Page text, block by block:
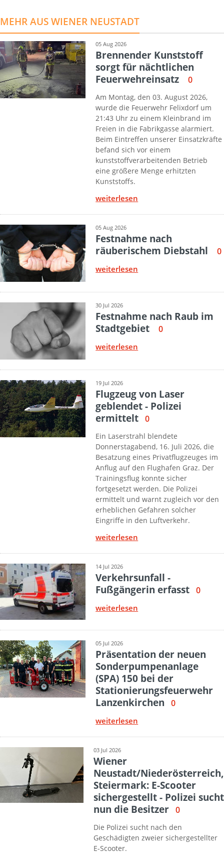
MEHR AUS WIENER NEUSTADT
05 Aug 2026
Brennender Kunststoff
sorgt für nächtlichen
Feuerwehreinsatz
0
Am Montag, den 03. August 2026,
wurde die Feuerwehr Felixdorf um
21:43 Uhr zu einem Kleinbrand im
Freien in die Fabrikgasse alarmiert.
Beim Eintreffen unserer Einsatzkräfte
befand sich vor einem
kunststoffverarbeitenden Betrieb
eine größere Menge erhitzten
Kunststoffs.
weiterlesen
05 Aug 2026
Festnahme nach
räuberischem Diebstahl
0
weiterlesen
30 Jul 2026
Festnahme nach Raub im
Stadtgebiet
0
weiterlesen
19 Jul 2026
Flugzeug von Laser
geblendet - Polizei
ermittelt
0
Ein Laserstrahl blendete
Donnerstagabend, 16. Juli 2026, die
Besatzung eines Privatflugzeuges im
Anflug auf den Flughafen Graz. Der
Trainingsflug konnte sicher
fortgesetzt werden. Die Polizei
ermittelt und warnt zugleich vor den
erheblichen Gefahren solcher
Eingriffe in den Luftverkehr.
weiterlesen
14 Jul 2026
Verkehrsunfall -
Fußgängerin erfasst
0
weiterlesen
05 Jul 2026
Präsentation der neuen
Sonderpumpenanlage
(SPA) 150 bei der
Stationierungsfeuerwehr
Lanzenkirchen
0
weiterlesen
03 Jul 2026
Wiener
Neustadt/Niederösterreich,
Steiermark: E-Scooter
sichergestellt - Polizei sucht
nun die Besitzer 0
Die Polizei sucht nach den
Geschädigten zweier sichergestellter
E-Scooter.